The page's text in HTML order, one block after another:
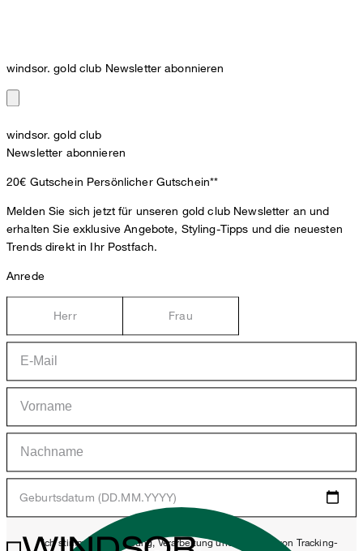
windsor. gold club Newsletter abonnieren
windsor. gold club
Newsletter abonnieren
20€ Gutschein Persönlicher Gutschein**
Melden Sie sich jetzt für unseren gold club Newsletter an und
erhalten Sie exklusive Angebote, Styling-Tipps und die neuesten
Trends direkt in Ihr Postfach.
Anrede
Herr Frau
Geburtsdatum (DD.MM.YYYY)
*Ich stimme der Erhebung, Verarbeitung und Nutzung von Tracking-